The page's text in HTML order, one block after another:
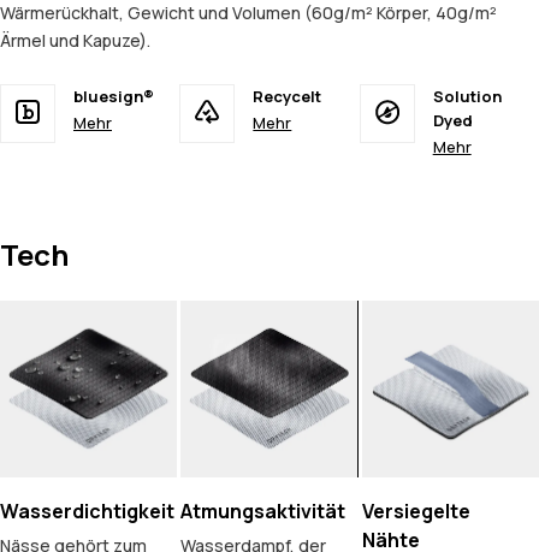
Wärmerückhalt, Gewicht und Volumen (60g/m² Körper, 40g/m²
Ärmel und Kapuze).
bluesign®
Mehr
Recycelt
Mehr
Solution
Dyed
Mehr
Tech
Wasserdichtigkeit
Nässe gehört zum
Atmungsaktivität
Wasserdampf, der
Versiegelte
Nähte